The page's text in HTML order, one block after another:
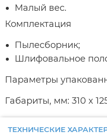
Малый вес.
Комплектация
Пылесборник;
Шлифовальное
Параметры
Габариты, мм: 310 x
ТЕХНИЧЕСКИЕ